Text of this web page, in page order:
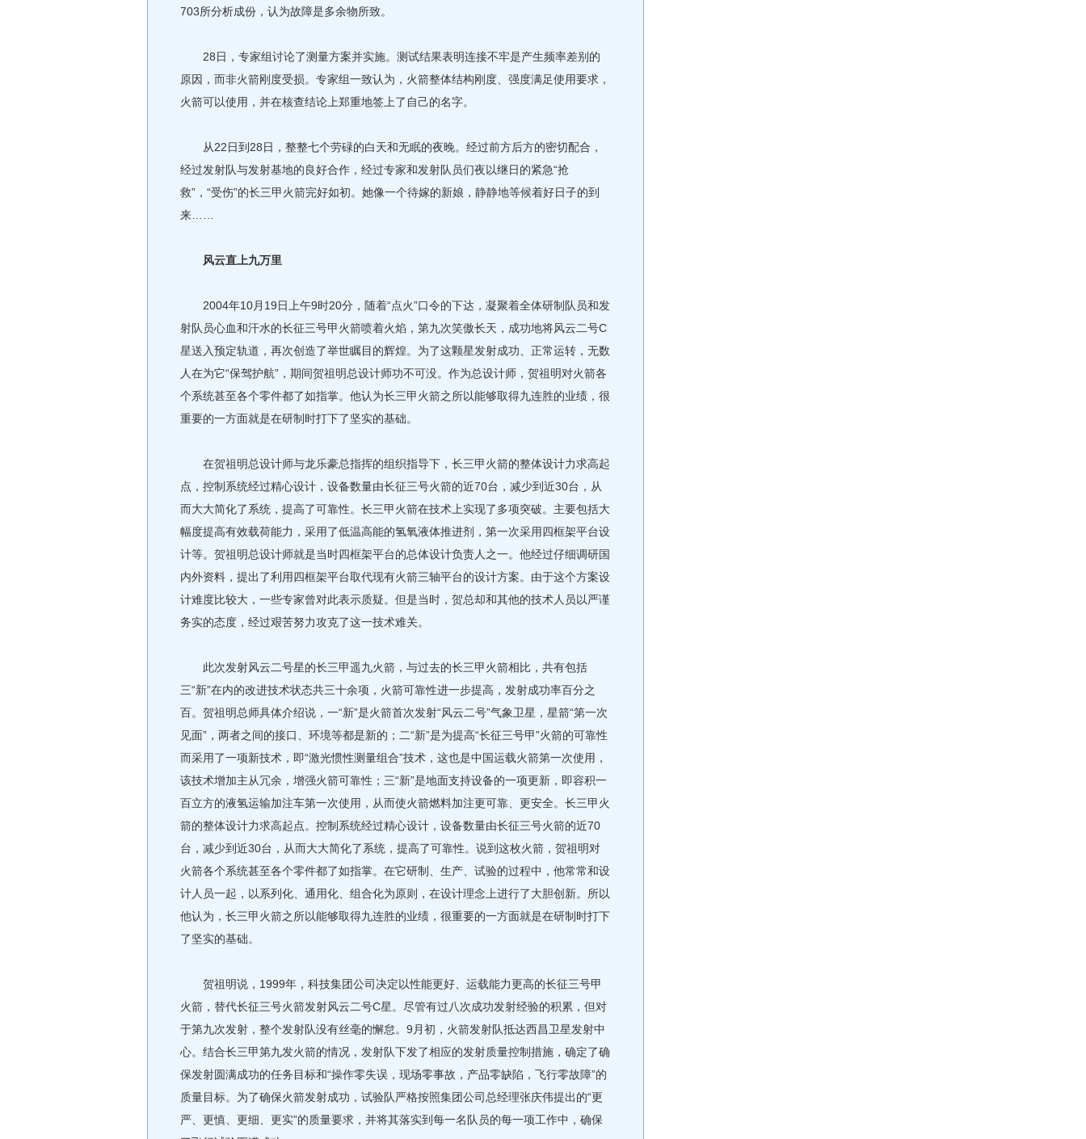
703所分析成份，认为故障是多余物所致。
28日，专家组讨论了测量方案并实施。测试结果表明连接不牢是产生频率差别的
原因，而非火箭刚度受损。专家组一致认为，火箭整体结构刚度、强度满足使用要求，
火箭可以使用，并在核查结论上郑重地签上了自己的名字。
从22日到28日，整整七个劳碌的白天和无眠的夜晚。经过前方后方的密切配合，
经过发射队与发射基地的良好合作，经过专家和发射队员们夜以继日的紧急“抢
救”，“受伤”的长三甲火箭完好如初。她像一个待嫁的新娘，静静地等候着好日子的到
来……
风云直上九万里
2004年10月19日上午9时20分，随着“点火”口令的下达，凝聚着全体研制队员和发
射队员心血和汗水的长征三号甲火箭喷着火焰，第九次笑傲长天，成功地将风云二号C
星送入预定轨道，再次创造了举世瞩目的辉煌。为了这颗星发射成功、正常运转，无数
人在为它“保驾护航”，期间贺祖明总设计师功不可没。作为总设计师，贺祖明对火箭各
个系统甚至各个零件都了如指掌。他认为长三甲火箭之所以能够取得九连胜的业绩，很
重要的一方面就是在研制时打下了坚实的基础。
在贺祖明总设计师与龙乐豪总指挥的组织指导下，长三甲火箭的整体设计力求高起
点，控制系统经过精心设计，设备数量由长征三号火箭的近70台，减少到近30台，从
而大大简化了系统，提高了可靠性。长三甲火箭在技术上实现了多项突破。主要包括大
幅度提高有效载荷能力，采用了低温高能的氢氧液体推进剂，第一次采用四框架平台设
计等。贺祖明总设计师就是当时四框架平台的总体设计负责人之一。他经过仔细调研国
内外资料，提出了利用四框架平台取代现有火箭三轴平台的设计方案。由于这个方案设
计难度比较大，一些专家曾对此表示质疑。但是当时，贺总却和其他的技术人员以严谨
务实的态度，经过艰苦努力攻克了这一技术难关。
此次发射风云二号星的长三甲遥九火箭，与过去的长三甲火箭相比，共有包括
三“新”在内的改进技术状态共三十余项，火箭可靠性进一步提高，发射成功率百分之
百。贺祖明总师具体介绍说，一“新”是火箭首次发射“风云二号”气象卫星，星箭“第一次
见面”，两者之间的接口、环境等都是新的；二“新”是为提高“长征三号甲”火箭的可靠性
而采用了一项新技术，即“激光惯性测量组合”技术，这也是中国运载火箭第一次使用，
该技术增加主从冗余，增强火箭可靠性；三“新”是地面支持设备的一项更新，即容积一
百立方的液氢运输加注车第一次使用，从而使火箭燃料加注更可靠、更安全。长三甲火
箭的整体设计力求高起点。控制系统经过精心设计，设备数量由长征三号火箭的近70
台，减少到近30台，从而大大简化了系统，提高了可靠性。说到这枚火箭，贺祖明对
火箭各个系统甚至各个零件都了如指掌。在它研制、生产、试验的过程中，他常常和设
计人员一起，以系列化、通用化、组合化为原则，在设计理念上进行了大胆创新。所以
他认为，长三甲火箭之所以能够取得九连胜的业绩，很重要的一方面就是在研制时打下
了坚实的基础。
贺祖明说，1999年，科技集团公司决定以性能更好、运载能力更高的长征三号甲
火箭，替代长征三号火箭发射风云二号C星。尽管有过八次成功发射经验的积累，但对
于第九次发射，整个发射队没有丝毫的懈怠。9月初，火箭发射队抵达西昌卫星发射中
心。结合长三甲第九发火箭的情况，发射队下发了相应的发射质量控制措施，确定了确
保发射圆满成功的任务目标和“操作零失误，现场零事故，产品零缺陷，飞行零故障”的
质量目标。为了确保火箭发射成功，试验队严格按照集团公司总经理张庆伟提出的“更
严、更慎、更细、更实”的质量要求，并将其落实到每一名队员的每一项工作中，确保